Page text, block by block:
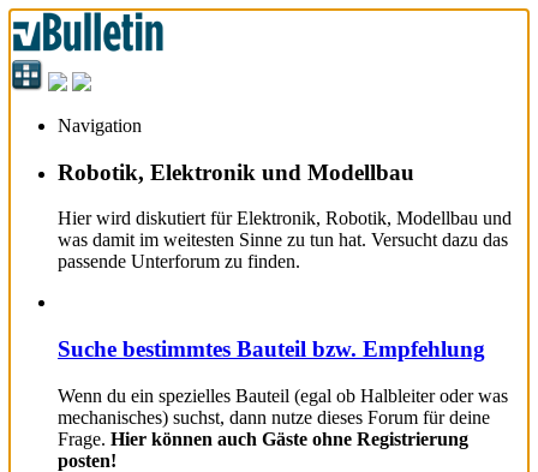
Navigation
Robotik, Elektronik und Modellbau
Hier wird diskutiert für Elektronik, Robotik, Modellbau und
was damit im weitesten Sinne zu tun hat. Versucht dazu das
passende Unterforum zu finden.
Suche bestimmtes Bauteil bzw. Empfehlung
Wenn du ein spezielles Bauteil (egal ob Halbleiter oder was
mechanisches) suchst, dann nutze dieses Forum für deine
Frage. Hier können auch Gäste ohne Registrierung
posten!